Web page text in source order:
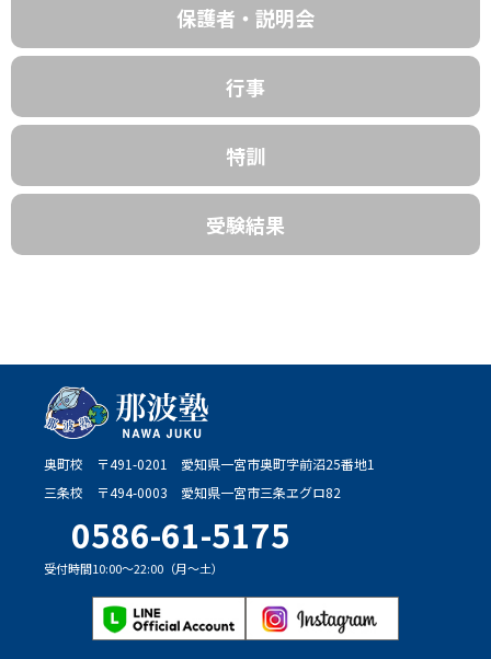
保護者・説明会
行事
特訓
受験結果
奥町校 〒491-0201 愛知県一宮市奥町字前沼25番地1
三条校
〒494-0003 愛知県一宮市三条ヱグロ82
0586-61-5175
受付時間10:00～22:00（月～土）